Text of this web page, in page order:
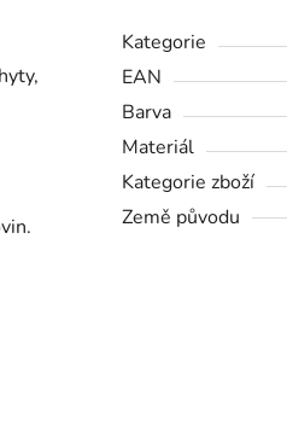
Kategorie
EAN
Barva
Materiál
Kategorie zboží
Země původu